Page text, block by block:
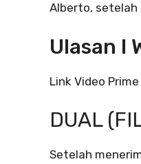
Alberto, setelah
Ulasan I
Link Video Prime
DUAL
Setelah